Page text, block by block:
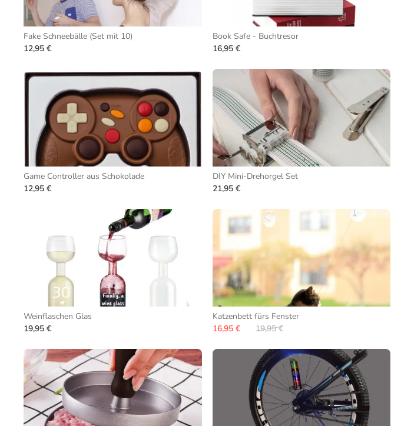
Fake Schneebälle (Set mit 10)
12,95 €
Book Safe - Buchtresor
16,95 €
Game Controller aus Schokolade
12,95 €
DIY Mini-Drehorgel Set
21,95 €
Weinflaschen Glas
19,95 €
Katzenbett fürs Fenster
16,95 €
19,95 €